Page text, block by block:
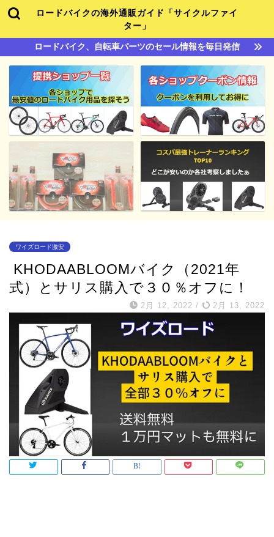
ロードバイクの海外通販ガイド「サイクルファイ
ター」
ロードバイク、自転車パーツのセール情報を毎日発信
ワイズロード激安
KHODAABLOOMバイク（2021年
式）とサリス購入で３０％オフに！
2月 12, 2022 / 2月 13, 2022